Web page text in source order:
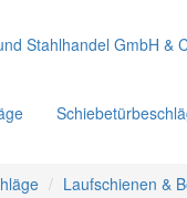
Laufschienen &